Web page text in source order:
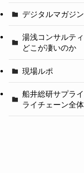
デジタルマガジン
湯浅コンサルテ
どこが凄いのか
現場ルポ
船井総研サプラ
ライチェーン全